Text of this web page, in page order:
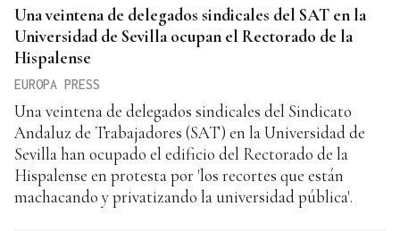
Una veintena de delegados sindicales del SAT en la
Universidad de Sevilla ocupan el Rectorado de la
Hispalense
EUROPA PRESS
Una veintena de delegados sindicales del Sindicato
Andaluz de Trabajadores (SAT) en la Universidad de
Sevilla han ocupado el edificio del Rectorado de la
Hispalense en protesta por 'los recortes que están
machacando y privatizando la universidad pública'.